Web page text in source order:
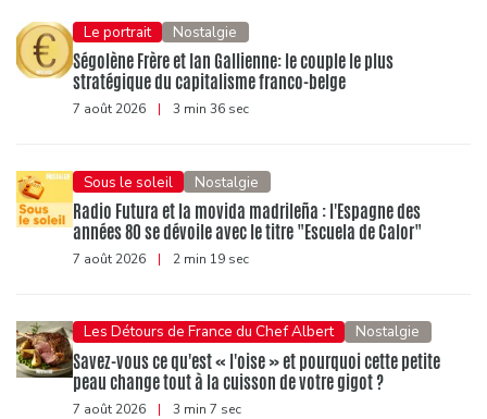
Le portrait Nostalgie
Ségolène Frère et Ian Gallienne: le couple le plus
stratégique du capitalisme franco-belge
7 août 2026 | 3 min 36 sec
Sous le soleil Nostalgie
Radio Futura et la movida madrileña : l'Espagne des
années 80 se dévoile avec le titre "Escuela de Calor"
7 août 2026 | 2 min 19 sec
Les Détours de France du Chef Albert Nostalgie
Savez-vous ce qu'est « l'oise » et pourquoi cette petite
peau change tout à la cuisson de votre gigot ?
7 août 2026 | 3 min 7 sec